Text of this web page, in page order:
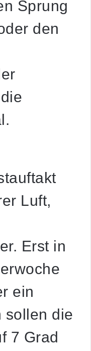
Sprung
den
Luft,
Erst in
ein
sollen die
7 Grad